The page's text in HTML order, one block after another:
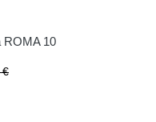
ROMA 10
€